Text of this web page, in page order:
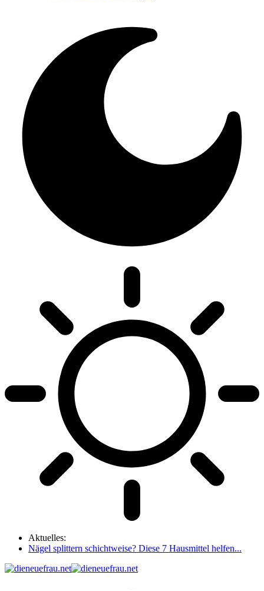
Aktuelles:
Nägel splittern schichtweise? Diese 7 Hausmittel helfen...